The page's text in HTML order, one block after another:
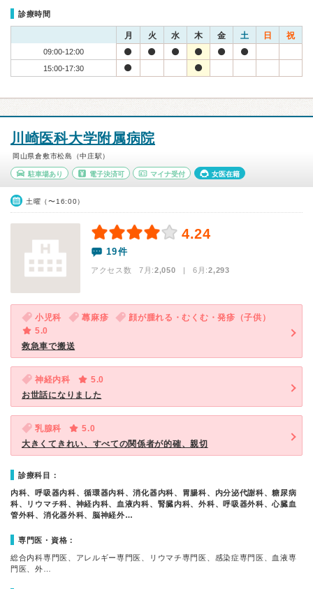
診療時間
月 火 水 木 金 土 日 祝
09:00-12:00
15:00-17:30
川崎医科大学附属病院
岡山県倉敷市松島（中庄駅）
駐車場あり 電子決済可 マイナ受付 女医在籍
土曜（〜16:00）
4.24
19件
アクセス数 7月:2,050 | 6月:2,293
小児科 蕁麻疹
顔が腫れる・むくむ・発疹（子供）
5.0
救急車で搬送
神経内科
5.0
お世話になりました
乳腺科
5.0
大きくてきれい、すべての関係者が的確、親切
診療科目：
内科、呼吸器内科、循環器内科、消化器内科、胃腸科、内分泌代謝科、糖尿病
科、リウマチ科、神経内科、血液内科、腎臓内科、外科、呼吸器外科、心臓血
管外科、消化器外科、脳神経外…
専門医・資格：
総合内科専門医、アレルギー専門医、リウマチ専門医、感染症専門医、血液専
門医、外…